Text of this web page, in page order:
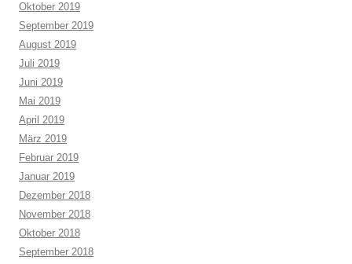
Oktober 2019
September 2019
August 2019
Juli 2019
Juni 2019
Mai 2019
April 2019
März 2019
Februar 2019
Januar 2019
Dezember 2018
November 2018
Oktober 2018
September 2018